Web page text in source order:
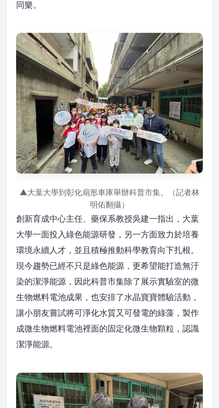
同樂。
▲大葉大學到彰化扇形車庫舉辦科普市集。（記者林
明佑翻攝）
創新育成中心主任、藥保系教授吳建一指出，大葉
大學一面投入綠色能源研發，另一方面致力於培養
環境永續人才，並且積極推動科學教育向下扎根。
現今趨勢已經不只是綠色能源，更希望能打造無汙
染的潔淨能源，因此科普市集除了展示實驗室的微
生物燃料電池成果，也安排了水晶寶寶體驗活動，
讓小朋友嘗試將可淨化水質又可發電的綠藻，製作
成微生物燃料電池裡面的固定化微生物顆粒，認識
潔淨能源。